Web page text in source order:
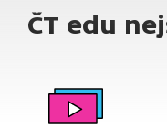
ČT edu